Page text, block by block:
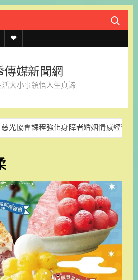
Search
官
LINE
傳媒新聞網
活大小事領悟人生真諦
姻情感經營能力 謝仕淵回鍋